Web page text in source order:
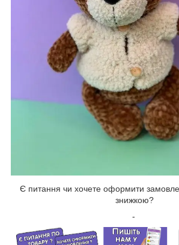
Є питання чи хочете оформити
знижкою?
-